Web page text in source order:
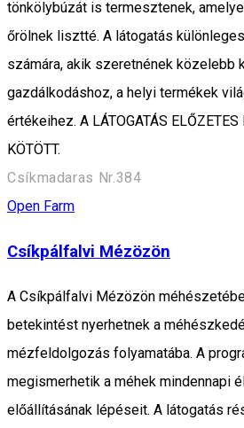
tönkölybúzát is termesztenek,
őrölnek lisztté. A látogatás
számára, akik szeretnének közelebb
gazdálkodáshoz, a helyi termékek
értékeihez. A LÁTOGATÁS ELŐZETES
KÖTÖTT.
Csíkmadaras Nr.384
Open Farm
Csíkpálfalvi Mézözön
A Csíkpálfalvi Mézözön
betekintést nyerhetnek a
mézfeldolgozás folyamatába. A
megismerhetik a méhek mindennapi
előállításának lépéseit. A látogatás